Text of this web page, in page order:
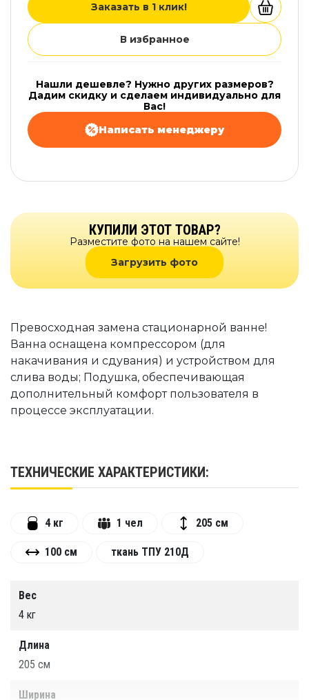
Заказать в 1 клик!
В избранное
Нашли дешевле? Нужно других размеров?
Дадим скидку и сделаем индивидуально для
Вас!
Написать менеджеру
КУПИЛИ ЭТОТ ТОВАР?
Разместите фото на нашем сайте!
Загрузить фото
Превосходная замена стационарной ванне!
Ванна оснащена компрессором (для
накачивания и сдувания) и устройством для
слива воды; Подушка, обеспечивающая
дополнительный комфорт пользователя в
процессе эксплуатации.
ТЕХНИЧЕСКИЕ ХАРАКТЕРИСТИКИ:
4 кг 1 чел 205 см
100 см ткань ТПУ 210Д
Вес
4 кг
Длина
205 см
Ширина